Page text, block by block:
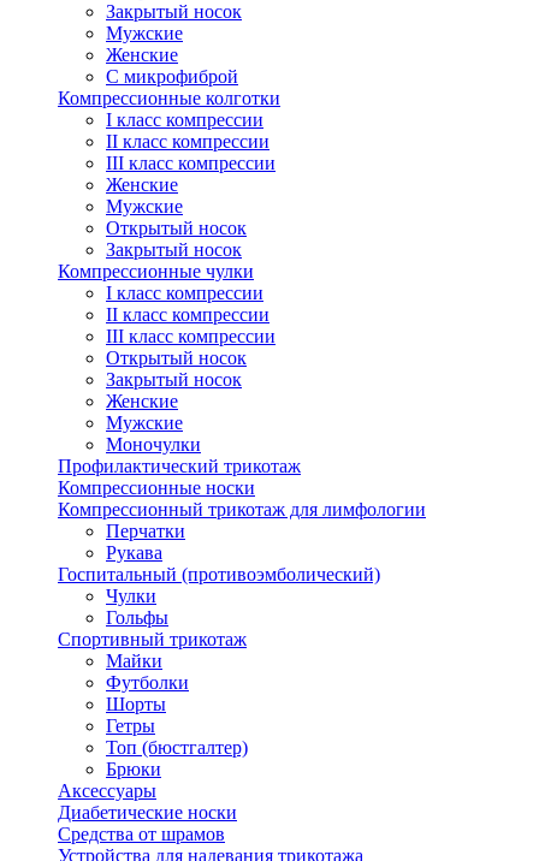
Закрытый носок
Мужские
Женские
С микрофиброй
Компрессионные колготки
I класс компрессии
II класс компрессии
III класс компрессии
Женские
Мужские
Открытый носок
Закрытый носок
Компрессионные чулки
I класс компрессии
II класс компрессии
III класс компрессии
Открытый носок
Закрытый носок
Женские
Мужские
Моночулки
Профилактический трикотаж
Компрессионные носки
Компрессионный трикотаж для лимфологии
Перчатки
Рукава
Госпитальный (противоэмболический)
Чулки
Гольфы
Спортивный трикотаж
Майки
Футболки
Шорты
Гетры
Топ (бюстгалтер)
Брюки
Аксессуары
Диабетические носки
Средства от шрамов
Устройства для надевания трикотажа